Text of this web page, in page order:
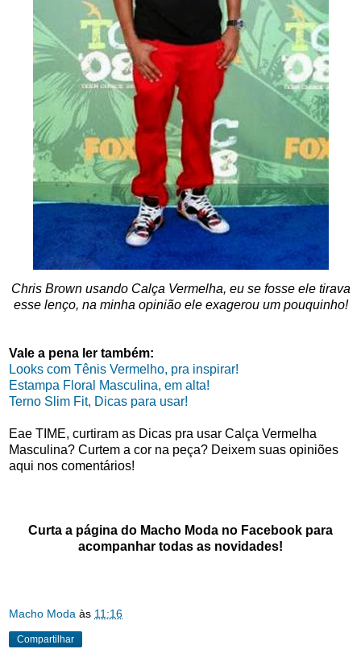
Chris Brown usando Calça Vermelha, eu se fosse ele tirava
esse lenço, na minha opinião ele exagerou um pouquinho!
Vale a pena ler também:
Looks com Tênis Vermelho, pra inspirar!
Estampa Floral Masculina, em alta!
Terno Slim Fit, Dicas para usar!
Eae TIME, curtiram as Dicas pra usar Calça Vermelha
Masculina? Curtem a cor na peça? Deixem suas opiniões
aqui nos comentários!
Curta a página do Macho Moda no Facebook para
acompanhar todas as novidades!
Macho Moda às 11:16
Compartilhar